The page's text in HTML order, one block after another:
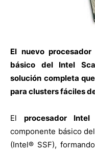
El nuevo
básico del Intel
solución completa
para clusters fáciles
El procesador
componente básico
(Intel® SSF),